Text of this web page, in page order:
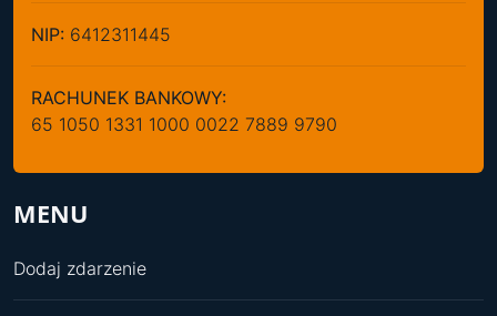
NIP: 6412311445
RACHUNEK BANKOWY:
65 1050 1331 1000 0022 7889 9790
MENU
Dodaj zdarzenie